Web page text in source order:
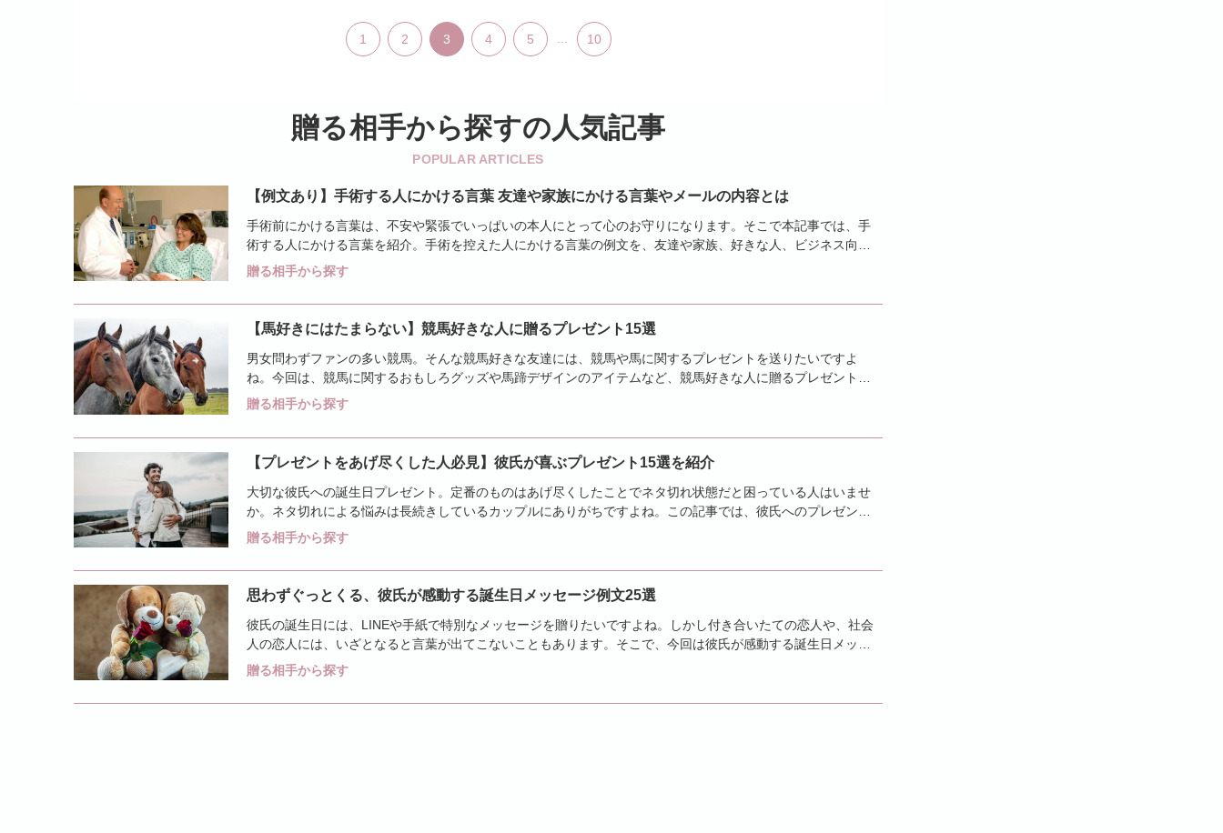
1 2 3 4 5 ... 10
贈る相手から探すの人気記事
POPULAR ARTICLES
【例文あり】手術する人にかける言葉 友達や家族にかける言葉やメールの内容とは
手術前にかける言葉は、不安や緊張でいっぱいの本人にとって心のお守りになります。そこで本記事では、手
術する人にかける言葉を紹介。手術を控えた人にかける言葉の例文を、友達や家族、好きな人、ビジネス向け
など相手別で考えました。メールや口頭で、...
贈る相手から探す
【馬好きにはたまらない】競馬好きな人に贈るプレゼント15選
男女問わずファンの多い競馬。そんな競馬好きな友達には、競馬や馬に関するプレゼントを送りたいですよ
ね。今回は、競馬に関するおもしろグッズや馬蹄デザインのアイテムなど、競馬好きな人に贈るプレゼントを
紹介します。馬がトレードマークのブランド品...
贈る相手から探す
【プレゼントをあげ尽くした人必見】彼氏が喜ぶプレゼント15選を紹介
大切な彼氏への誕生日プレゼント。定番のものはあげ尽くしたことでネタ切れ状態だと困っている人はいませ
か。ネタ切れによる悩みは長続きしているカップルにありがちですよね。この記事では、彼氏へのプレゼント
のアイデアが尽きた人へおすすめの意外性の...
贈る相手から探す
思わずぐっとくる、彼氏が感動する誕生日メッセージ例文25選
彼氏の誕生日には、LINEや手紙で特別なメッセージを贈りたいですよね。しかし付き合いたての恋人や、社会
人の恋人には、いざとなると言葉が出てこないこともあります。そこで、今回は彼氏が感動する誕生日メッセ
ージ例文を紹介します。LINEやバースデーカ...
贈る相手から探す